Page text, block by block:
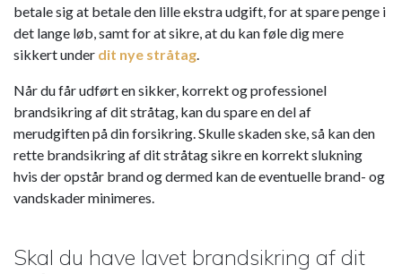
betale sig at betale den lille ekstra udgift, for at spare penge i
det lange løb, samt for at sikre, at du kan føle dig mere
sikkert under dit nye stråtag.
Når du får udført en sikker, korrekt og professionel
brandsikring af dit stråtag, kan du spare en del af
merudgiften på din forsikring. Skulle skaden ske, så kan den
rette brandsikring af dit stråtag sikre en korrekt slukning
hvis der opstår brand og dermed kan de eventuelle brand- og
vandskader minimeres.
Skal du have lavet brandsikring af dit
Kapow Casino er et online casino, der tilbyder en bred vifte
af spiloplevelser.